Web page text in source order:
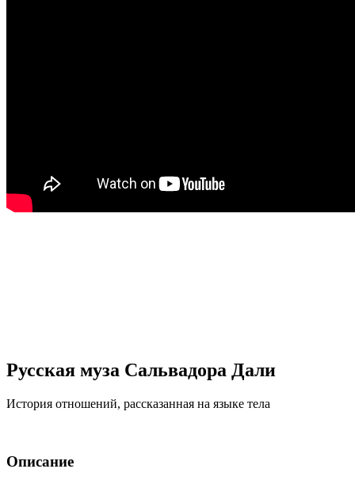
Русская муза Сальвадора Дали
История отношений, рассказанная на языке тела
Описание